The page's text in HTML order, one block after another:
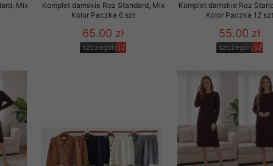
Mix
Komplet damskie Roz Standard, Mix
Kolor Paczka 6 szt
65.00 zł
szczegóły
Komplet damskie Roz
Kolor Paczka 12 szt
55.00 zł
szczegóły
na podstawie
komputerze Klienta
naszej oferty do
internetowej
tych plików
na komputerze